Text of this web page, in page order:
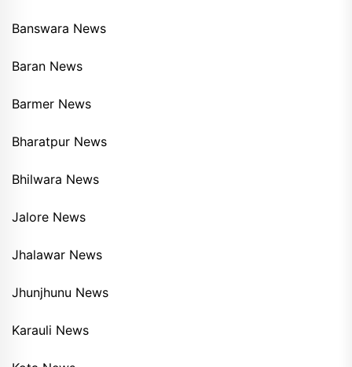
Banswara News
Baran News
Barmer News
Bharatpur News
Bhilwara News
Jalore News
Jhalawar News
Jhunjhunu News
Karauli News